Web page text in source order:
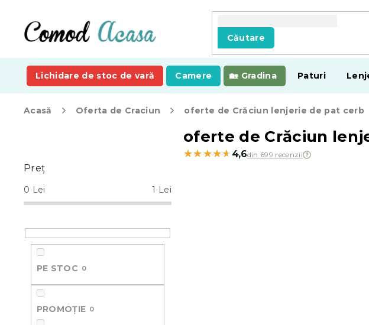
conținut
Căutare
Lichidare de stoc de vară Camere Gradina Paturi
Acasă Oferta de Craciun oferte de Crăciun lenjerie de pat cerb
ă
l
a
e
r
Preţ
0 Lei 1 Lei
PE STOC 0
PROMOȚIE 0
oferte de Crăciun
★★★★★
★★★★★ 4,6din 699 recenzii